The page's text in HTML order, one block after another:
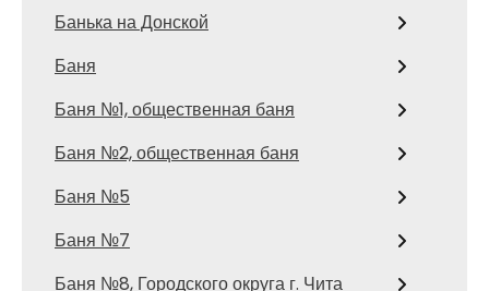
Банька на Донской
Баня
Баня №1, общественная баня
Баня №2, общественная баня
Баня №5
Баня №7
Баня №8, Городского округа г. Чита